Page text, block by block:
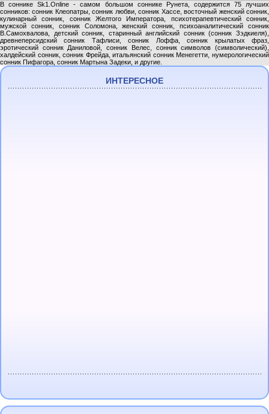
В соннике Sk1.Online - самом большом соннике Рунета, содержится 75 лучших
сонников: сонник Клеопатры, сонник любви, сонник Хассе, восточный женский сонник,
кулинарный сонник, сонник Желтого Императора, психотерапевтический сонник,
мужской сонник, сонник Соломона, женский сонник, психоаналитический сонник
В.Самохвалова, детский сонник, старинный английский сонник (сонник Зэдкиеля),
древнеперсидский сонник Тафлиси, сонник Лоффа, сонник крылатых фраз,
эротический сонник Даниловой, сонник Велес, сонник символов (символический),
халдейский сонник, сонник Фрейда, итальянский сонник Менегетти, нумерологический
сонник Пифагора, сонник Мартына Задеки, и другие.
ИНТЕРЕСНОЕ